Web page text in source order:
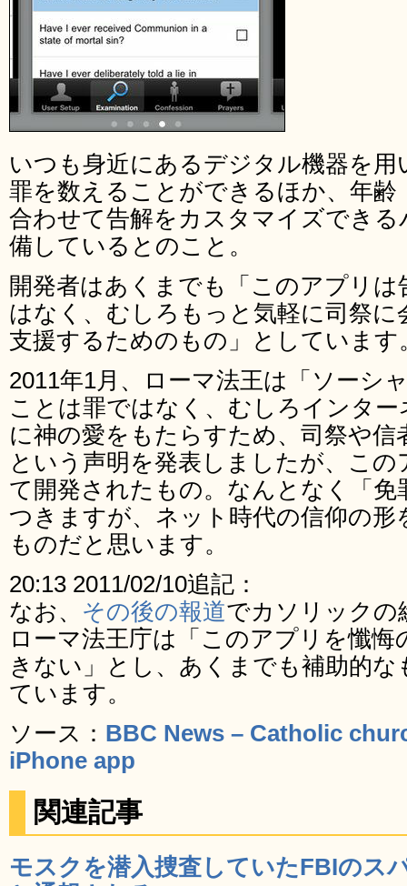
いつも身近にあるデジタル機器を
罪を数えることができるほか、年齢
合わせて告解をカスタマイズでき
備しているとのこと。
開発者はあくまでも「このアプリ
はなく、むしろもっと気軽に司祭
支援するためのもの」としています
2011年1月、ローマ法王は「ソーシ
ことは罪ではなく、むしろインタ
に神の愛をもたらすため、司祭や信
という声明を発表しましたが、こ
て開発されたもの。なんとなく「
つきますが、ネット時代の信仰の
ものだと思います。
20:13 2011/02/10追記：
なお、 その後の報道でカソリックの
ローマ法王庁は「このアプリを懺
きない」とし、あくまでも補助的
ています。
ソース： BBC News – Catholic
iPhone app
関連記事
モスクを潜入捜査していたFBIのス